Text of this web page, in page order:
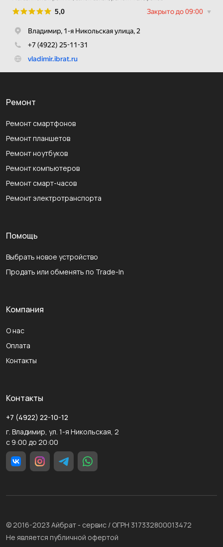
Ремонт
Ремонт смартфонов
Ремонт планшетов
Ремонт ноутбуков
Ремонт компьютеров
Ремонт смарт-часов
Ремонт электротранспорта
Помощь
Выбрать новое устройство
Продать или обменять по Trade-In
Компания
О нас
Оплата
Контакты
Контакты
+7 (4922) 22-10-12
г. Владимир, ул. 1-я Никольская, 2
с 9:00 до 20:00
© 2016-2023 Айбрат - сервис / ОГРН 317332800013472
Не является публичной офертой